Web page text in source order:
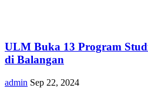
ULM Buka 13 Program
di Balangan
admin Sep 22, 2024